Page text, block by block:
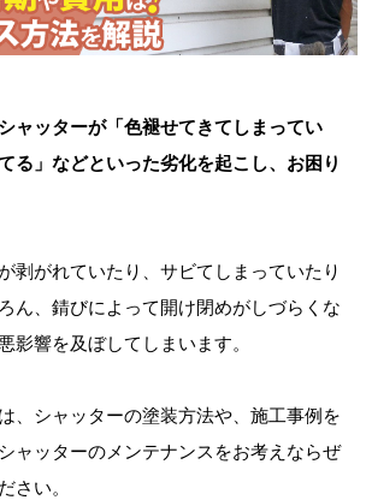
シャッターが「色褪せてきてしまってい
る」などといった劣化を起こし、お困り
剥がれていたり、サビてしまっていたり
ん、錆びによって開け閉めがしづらくな
影響を及ぼしてしまいます。
、シャッターの塗装方法や、施工事例を
ャッターのメンテナンスをお考えならぜ
さい。